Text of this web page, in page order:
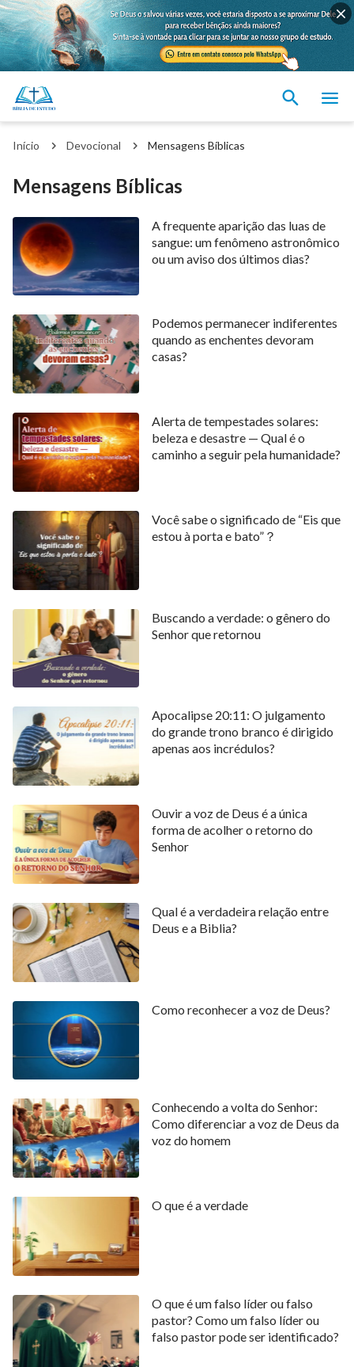
Início Devocional Mensagens Bíblicas
Mensagens Bíblicas
A frequente aparição das luas de
sangue: um fenômeno astronômico
ou um aviso dos últimos dias?
Podemos permanecer indiferentes
quando as enchentes devoram
casas?
Alerta de tempestades solares:
beleza e desastre — Qual é o
caminho a seguir pela humanidade?
Você sabe o significado de “Eis que
estou à porta e bato”？
Buscando a verdade: o gênero do
Senhor que retornou
Apocalipse 20:11: O julgamento
do grande trono branco é dirigido
apenas aos incrédulos?
Ouvir a voz de Deus é a única
forma de acolher o retorno do
Senhor
Qual é a verdadeira relação entre
Deus e a Biblia?
Como reconhecer a voz de Deus?
Conhecendo a volta do Senhor:
Como diferenciar a voz de Deus da
voz do homem
O que é a verdade
O que é um falso líder ou falso
pastor? Como um falso líder ou
falso pastor pode ser identificado?